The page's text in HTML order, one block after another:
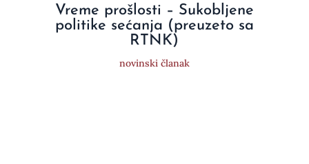
Vreme prošlosti – Sukobljene
politike sećanja (preuzeto sa
RTNK)
novinski članak